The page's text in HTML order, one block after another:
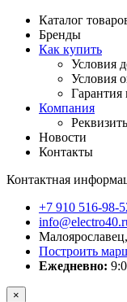
Каталог
Бренды
Как купить
Условия
Условия
Гарантия
Компания
Новости
Контакты
Контактная
+7 910 516-98-
Построить
Ежедневно:
×